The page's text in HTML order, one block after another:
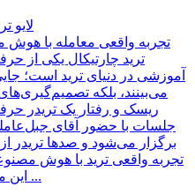
لایو
تجربه واقعی معامله با هوش
ترید چارتیکال یکی از
آموزشی در دنیای ترید است؛
می‌بینند، بلکه
ریسک و رفتار یک تریدر
برگزار می‌شود و صدها تریدر
تجربه واقعی ترید با هوش
این مقاله، همه‌چیز درباره‌ی ساختار این ...